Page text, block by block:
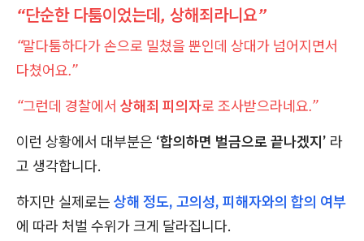
“단순한 다툼이었는데, 상해죄라니요”
“말다툼하다가 손으로 밀쳤을 뿐인데 상대가 넘어지면서
다쳤어요.”
“그런데 경찰에서 상해죄 피의자로 조사받으라네요.”
이런 상황에서 대부분은 ‘합의하면 벌금으로 끝나겠지’ 라
고 생각합니다.
하지만 실제로는 상해 정도, 고의성, 피해자와의 합의 여부
에 따라 처벌 수위가 크게 달라집니다.